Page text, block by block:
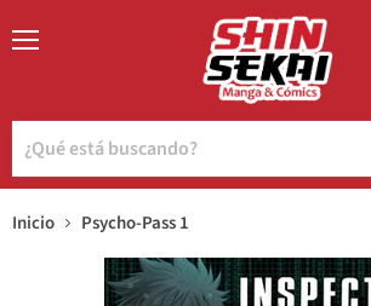
Inicio Psycho-Pass 1